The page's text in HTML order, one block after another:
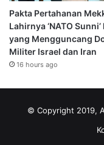
Pakta Pertahanan
Lahirnya ‘NATO Sunni’
yang Mengguncang
Militer Israel dan Iran
16 hours ago
© Copyright 2019,